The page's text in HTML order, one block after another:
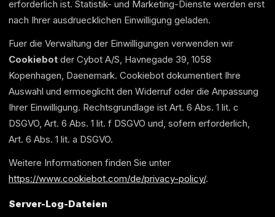
erforderlich ist. Statistik- und Marketing-Dienste werden erst
nach Ihrer ausdruecklichen Einwilligung geladen.
Fuer die Verwaltung der Einwilligungen verwenden wir
Cookiebot der Cybot A/S, Havnegade 39, 1058
Kopenhagen, Daenemark. Cookiebot dokumentiert Ihre
Auswahl und ermoeglicht den Widerruf oder die Anpassung
Ihrer Einwilligung. Rechtsgrundlage ist Art. 6 Abs. 1 lit. c
DSGVO, Art. 6 Abs. 1 lit. f DSGVO und, sofern erforderlich,
Art. 6 Abs. 1 lit. a DSGVO.
Weitere Informationen finden Sie unter
https://www.cookiebot.com/de/privacy-policy/.
Server-Log-Dateien